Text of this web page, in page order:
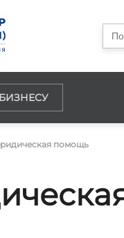
for:
БИЗНЕСУ
помощь